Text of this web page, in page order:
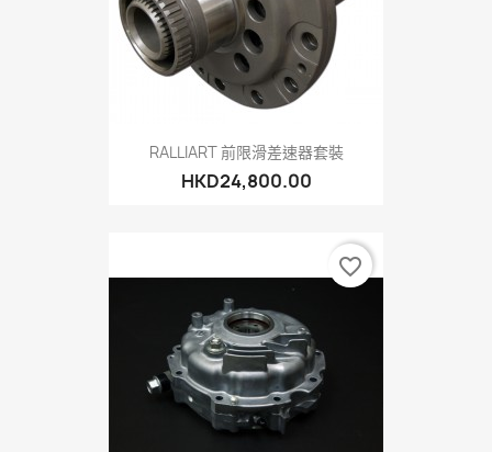
RALLIART 前限滑差速器套裝
HKD24,800.00
favorite_border